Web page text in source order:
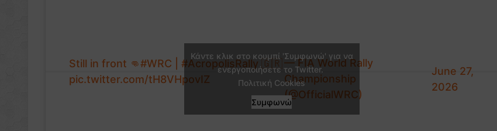
Still in front 👊#WRC #AcropolisRally🇬🇷
pic.twitter.com/tH8VHpovIZ
— FIA World Rally
Championship
(@OfficialWRC)
June 27,
2026
Κάντε κλικ στο κουμπί 'Συμφωνώ' για να
ενεργοποιήσετε το Twitter.
Πολιτική Cookies
Συμφωνώ